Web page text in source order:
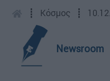
┋ Κόσμος ┋
Newsroom